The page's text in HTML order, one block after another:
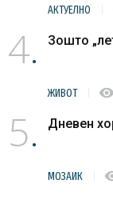
АКТУЕЛНО
4 Зошто
ЖИВОТ visibility
5 Дневен
МОЗАИК